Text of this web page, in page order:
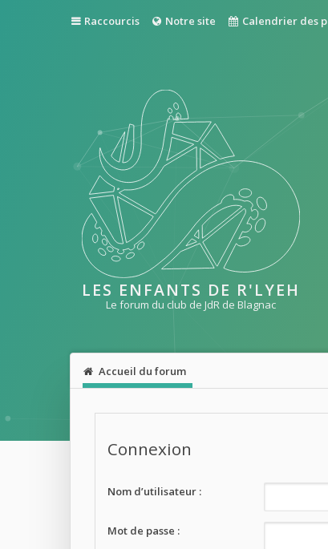
Raccourcis Notre site Calendrier des
LES ENFANTS DE R'LYEH
Le forum du club de JdR de Blagnac
Accueil du forum
Connexion
Nom d’utilisateur :
Mot de passe :